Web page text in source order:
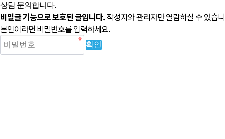
상담 문의합니다.
비밀글 기능으로 보호된 글입니다.작성자와 관리자만 열람하실 수 있습
본인이라면 비밀번호를 입력하세요.